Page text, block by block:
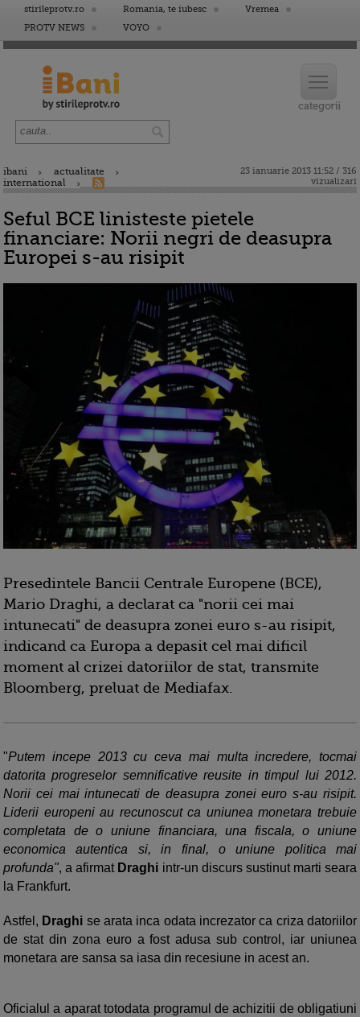
stirileprotv.ro Romania, te iubesc
Vremea
PROTV NEWS
VOYO
ibani
actualitate
international
23 ianuarie 2013 11:52 / 316
vizualizari
Seful BCE linisteste pietele
financiare: Norii negri de deasupra
Europei s-au risipit
Presedintele Bancii Centrale Europene (BCE),
Mario Draghi, a declarat ca "norii cei mai
intunecati" de deasupra zonei euro s-au risipit,
indicand ca Europa a depasit cel mai dificil
moment al crizei datoriilor de stat, transmite
Bloomberg, preluat de Mediafax.
"Putem incepe 2013 cu ceva mai multa incredere, tocmai
datorita progreselor semnificative reusite in timpul lui 2012.
Norii cei mai intunecati de deasupra zonei euro s-au risipit.
Liderii europeni au recunoscut ca uniunea monetara trebuie
completata de o uniune financiara, una fiscala, o uniune
economica autentica si, in final, o uniune politica mai
profunda", a afirmat Draghi intr-un discurs sustinut marti seara
la Frankfurt.
Astfel, Draghi se arata inca odata increzator ca criza datoriilor
de stat din zona euro a fost adusa sub control, iar uniunea
monetara are sansa sa iasa din recesiune in acest an.
Oficialul a aparat totodata programul de achizitii de obligatiuni